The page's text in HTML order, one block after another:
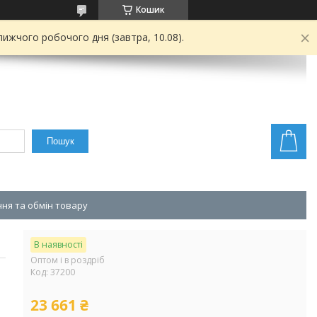
Кошик
робочого дня (завтра, 10.08).
Пошук
та обмін товару
В наявності
Оптом і в роздріб
Код: 37200
23 661 ₴